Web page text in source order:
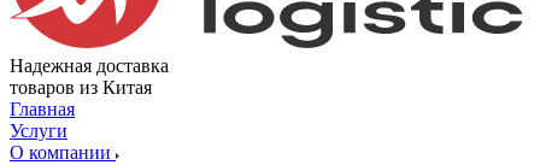
Надежная доставка
товаров из Китая
Главная
Услуги
О компании